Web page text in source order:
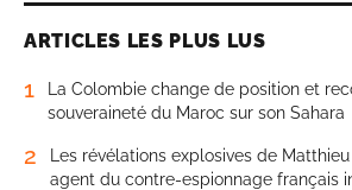
ARTICLES LES PLUS LUS
1
La Colombie change de position et
souveraineté du Maroc sur son Sahara
2
Les révélations explosives de
agent du contre-espionnage français